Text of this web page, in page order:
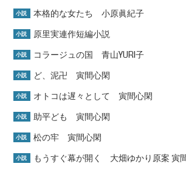
小説 本格的な女たち 小原眞紀子
小説 原里実連作短編小説
小説 コラージュの国 青山YURI子
小説 ど、泥卍 寅間心閑
小説 オトコは遅々として 寅間心閑
小説 助平ども 寅間心閑
小説 松の牢 寅間心閑
小説 もうすぐ幕が開く 大畑ゆかり原案 寅